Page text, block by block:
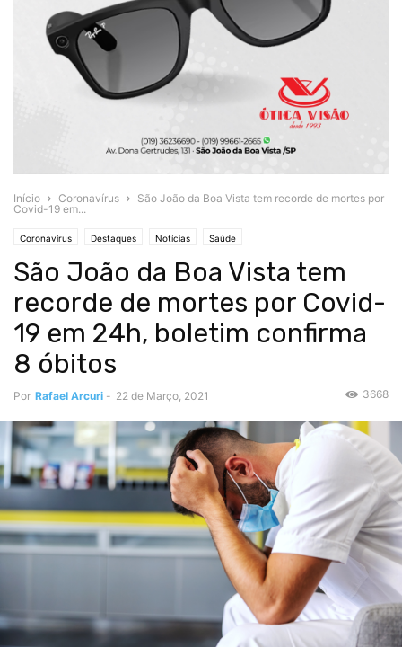
Início Coronavírus
São João da Boa Vista tem recorde de mortes por
Covid-19 em...
Coronavírus Destaques Notícias Saúde
São João da Boa Vista tem
recorde de mortes por Covid-
19 em 24h, boletim confirma
8 óbitos
Por Rafael Arcuri - 22 de Março, 2021 3668